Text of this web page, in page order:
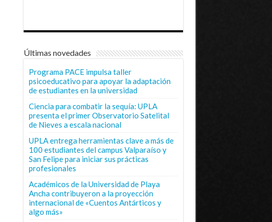
Últimas novedades
Programa PACE impulsa taller
psicoeducativo para apoyar la adaptación
de estudiantes en la universidad
Ciencia para combatir la sequía: UPLA
presenta el primer Observatorio Satelital
de Nieves a escala nacional
UPLA entrega herramientas clave a más de
100 estudiantes del campus Valparaíso y
San Felipe para iniciar sus prácticas
profesionales
Académicos de la Universidad de Playa
Ancha contribuyeron a la proyección
internacional de «Cuentos Antárticos y
algo más»